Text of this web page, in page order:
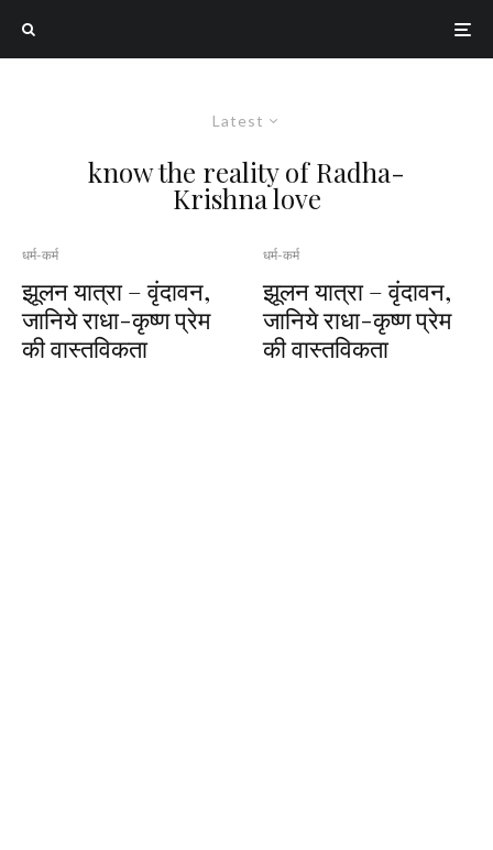
Latest
know the reality of Radha-
Krishna love
धर्म-कर्म
झूलन यात्रा – वृंदावन,
जानिये राधा-कृष्ण प्रेम
की वास्तविकता
धर्म-कर्म
झूलन यात्रा – वृंदावन,
जानिये राधा-कृष्ण प्रेम
की वास्तविकता